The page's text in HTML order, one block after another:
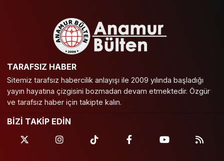
TARAFSIZ HABER
Sitemiz tarafsız habercilik anlayışı ile 2009 yılında başladığı
yayın hayatına çizgisini bozmadan devam etmektedir. Özgür
ve tarafsız haber için takipte kalın.
BİZİ TAKİP EDİN